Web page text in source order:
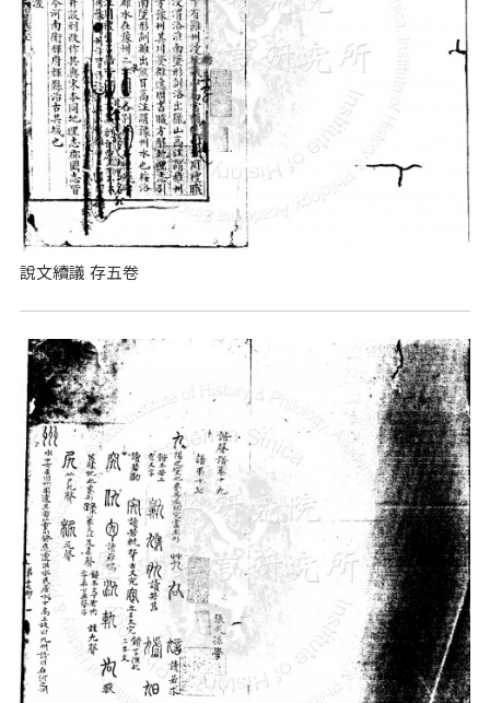
說文續議 存五卷